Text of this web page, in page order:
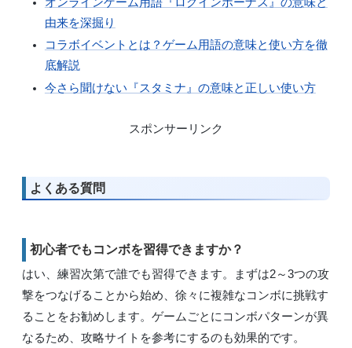
由来を深掘り
コラボイベントとは？ゲーム用語の意味と使い方を徹
底解説
今さら聞けない『スタミナ』の意味と正しい使い方
スポンサーリンク
よくある質問
初心者でもコンボを習得できますか？
はい、練習次第で誰でも習得できます。まずは2～3つの攻
撃をつなげることから始め、徐々に複雑なコンボに挑戦す
ることをお勧めします。ゲームごとにコンボパターンが異
なるため、攻略サイトを参考にするのも効果的です。